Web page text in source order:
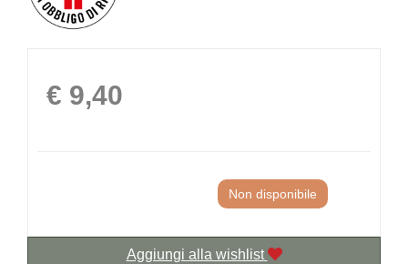
Prezzo
€ 9,40
Non disponibile
Aggiungi alla wishlist